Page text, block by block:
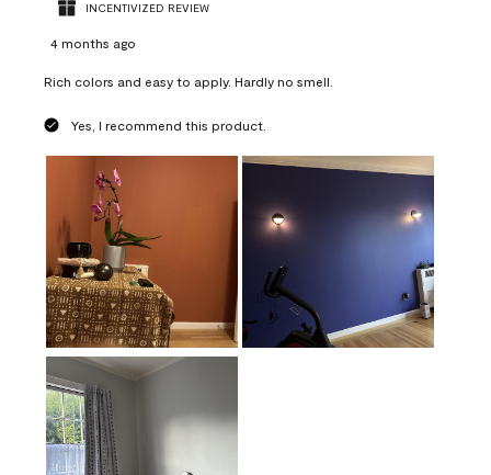
INCENTIVIZED REVIEW
4 months ago
Rich colors and easy to apply. Hardly no smell.
Yes, I recommend this product.